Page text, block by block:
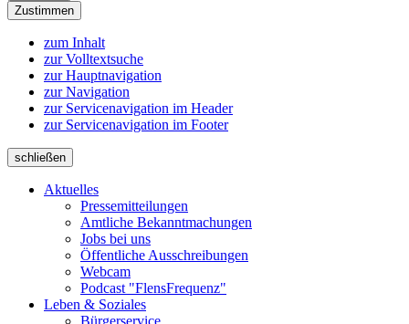
Zustimmen
zum Inhalt
zur Volltextsuche
zur Hauptnavigation
zur Navigation
zur Servicenavigation im Header
zur Servicenavigation im Footer
schließen
Aktuelles
Pressemitteilungen
Amtliche Bekanntmachungen
Jobs bei uns
Öffentliche Ausschreibungen
Webcam
Podcast "FlensFrequenz"
Leben & Soziales
Bürgerservice